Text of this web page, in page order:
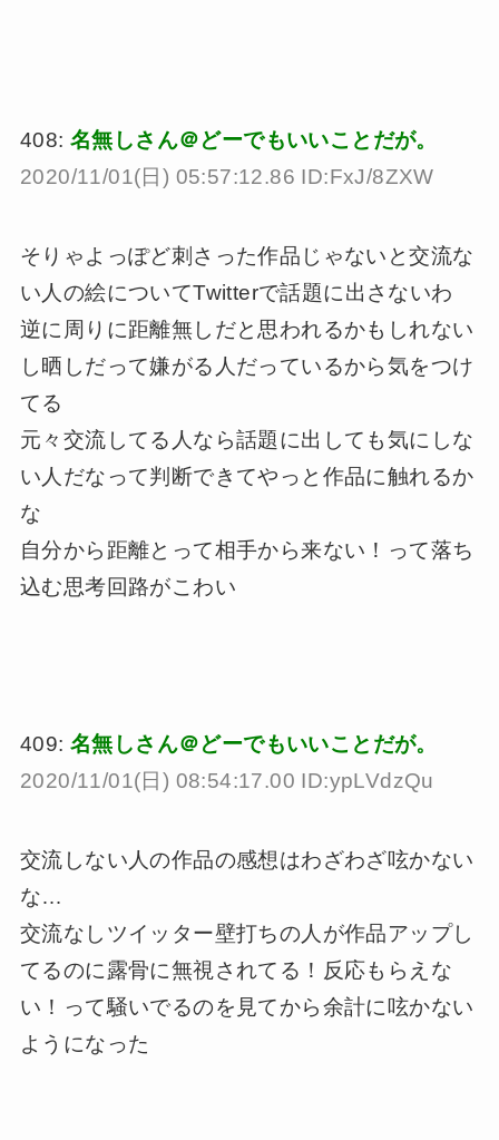
408: 名無しさん＠どーでもいいことだが。
2020/11/01(日) 05:57:12.86 ID:FxJ/8ZXW
そりゃよっぽど刺さった作品じゃないと交流な
い人の絵についてTwitterで話題に出さないわ
逆に周りに距離無しだと思われるかもしれない
し晒しだって嫌がる人だっているから気をつけ
てる
元々交流してる人なら話題に出しても気にしな
い人だなって判断できてやっと作品に触れるか
な
自分から距離とって相手から来ない！って落ち
込む思考回路がこわい
409: 名無しさん＠どーでもいいことだが。
2020/11/01(日) 08:54:17.00 ID:ypLVdzQu
交流しない人の作品の感想はわざわざ呟かない
な…
交流なしツイッター壁打ちの人が作品アップし
てるのに露骨に無視されてる！反応もらえな
い！って騒いでるのを見てから余計に呟かない
ようになった